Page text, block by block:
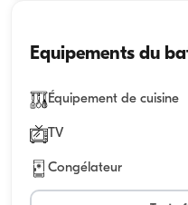
Equipements du
Équipement de cuisine
TV
Congélateur